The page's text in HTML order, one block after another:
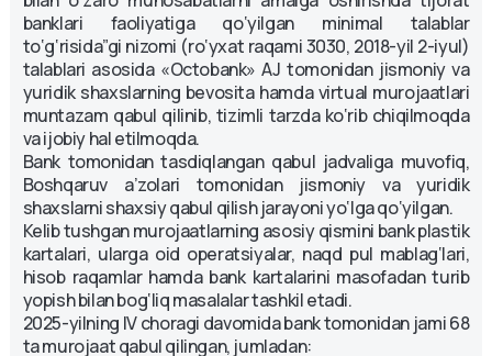
banklari faoliyatiga qo‘yilgan minimal talablar
to‘g‘risida”gi nizomi (ro‘yxat raqami 3030, 2018-yil 2-iyul)
talablari asosida «Octobank» AJ tomonidan jismoniy va
yuridik shaxslarning bevosita hamda virtual murojaatlari
muntazam qabul qilinib, tizimli tarzda ko‘rib chiqilmoqda
va ijobiy hal etilmoqda.
Bank tomonidan tasdiqlangan qabul jadvaliga muvofiq,
Boshqaruv a’zolari tomonidan jismoniy va yuridik
shaxslarni shaxsiy qabul qilish jarayoni yo‘lga qo‘yilgan.
Kelib tushgan murojaatlarning asosiy qismini bank plastik
kartalari, ularga oid operatsiyalar, naqd pul mablag‘lari,
hisob raqamlar hamda bank kartalarini masofadan turib
yopish bilan bog‘liq masalalar tashkil etadi.
2025-yilning IV choragi davomida bank tomonidan jami 68
ta murojaat qabul qilingan, jumladan: